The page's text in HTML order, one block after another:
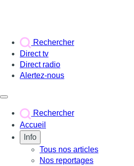
Rechercher
Direct tv
Direct radio
Alertez-nous
Rechercher
Accueil
Info
Tous nos articles
Nos reportages